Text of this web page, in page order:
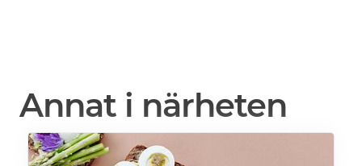
Annat i närheten